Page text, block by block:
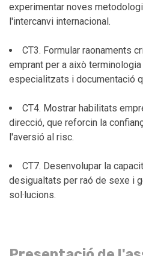
experimentar noves
l'intercanvi internacional.
CT3. Formular raonaments
emprant per a això
especialitzats i documentació
CT4. Mostrar habilitats
direcció, que reforcin la
l'aversió al risc.
CT7. Desenvolupar la
desigualtats per raó de sexe i
sol·lucions.